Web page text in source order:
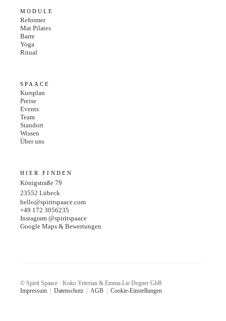
MODULE
Reformer
Mat Pilates
Barre
Yoga
Ritual
SPAACE
Kursplan
Preise
Events
Team
Standort
Wissen
Über uns
HIER FINDEN
Königstraße 79
23552 Lübeck
hello@spiritspaace.com
+49 172 3056235
Instagram @spiritspaace
Google Maps & Bewertungen
© Spirit Spaace · Koko Yeterian & Emma-Lie Degner GbR
Impressum | Datenschutz | AGB | Cookie-Einstellungen